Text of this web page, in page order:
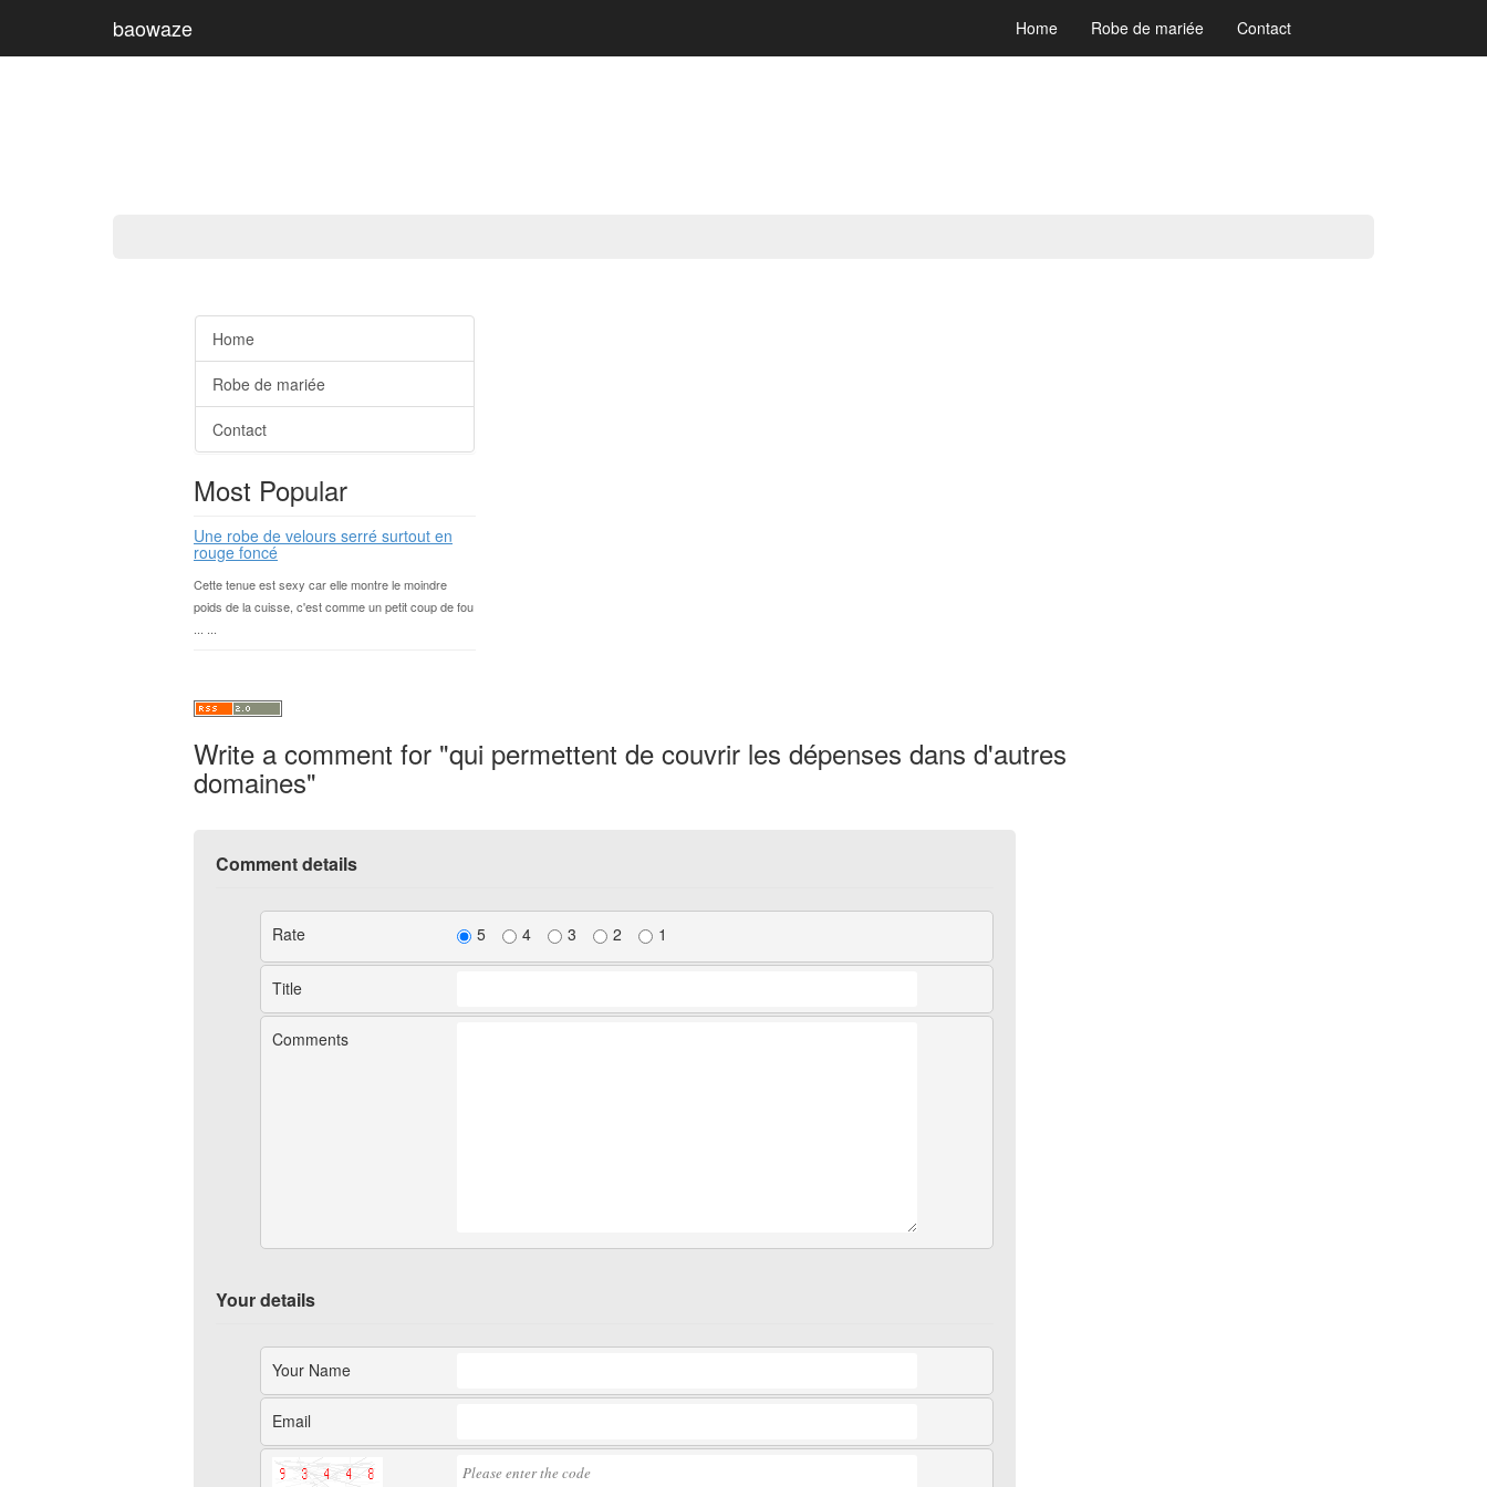
baowaze Home Robe de mariée Contact
Home
Robe de mariée
Contact
Most Popular
Une robe de velours serré surtout en
rouge foncé
Cette tenue est sexy car elle montre le moindre
poids de la cuisse, c'est comme un petit coup de fou
Write a comment for "qui permettent de couvrir les dépenses dans d'autres
domaines"
Comment details
Rate 5 4 3 2 1
Title
Comments
Your details
Your Name
Email